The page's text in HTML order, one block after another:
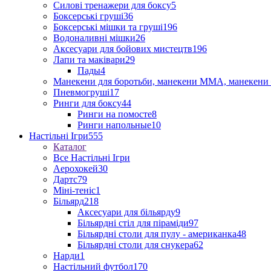
Силові тренажери для боксу5
Боксерські груші36
Боксерські мішки та груші196
Водоналивні мішки26
Аксесуари для бойових мистецтв196
Лапи та маківари29
Пады4
Манекени для боротьби, манекени ММА, манекени
Пневмогруші17
Ринги для боксу44
Ринги на помосте8
Ринги напольные10
Настільні Ігри555
Каталог
Все Настільні Ігри
Аерохокей30
Дартс79
Міні-теніс1
Більярд218
Аксесуари для більярду9
Більярдні стіл для піраміди97
Більярдні столи для пулу - американка48
Більярдні столи для снукера62
Нарди1
Настільний футбол170